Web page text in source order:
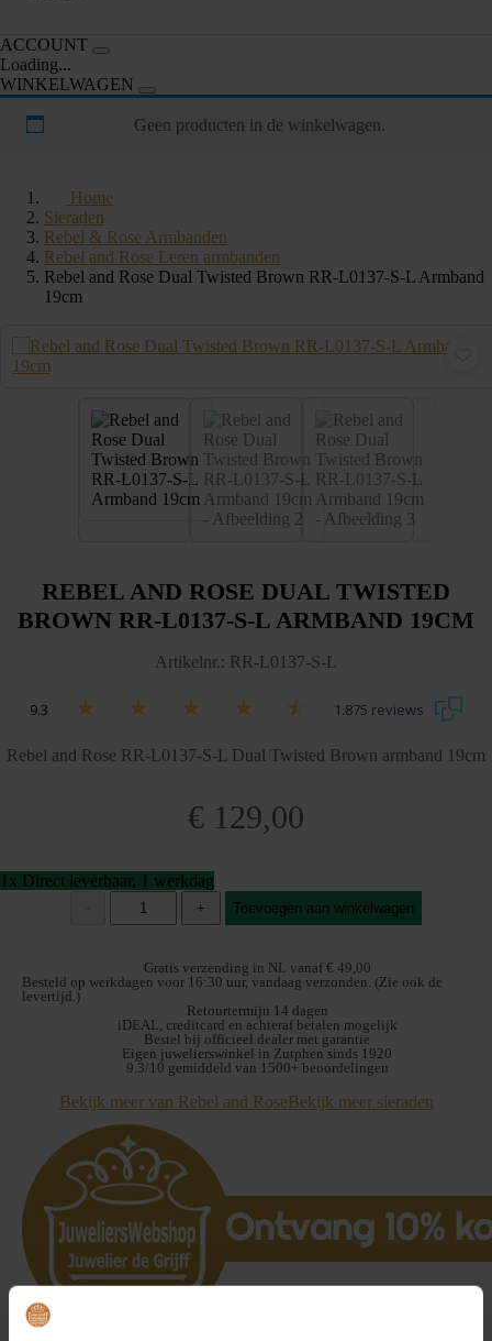
ACCOUNT
Loading...
WINKELWAGEN
Geen producten in de winkelwagen.
Home
Sieraden
Rebel & Rose Armbanden
Rebel and Rose Leren armbanden
Rebel and Rose Dual Twisted Brown RR-L0137-S-L Armband
19cm
REBEL AND ROSE DUAL TWISTED
BROWN RR-L0137-S-L ARMBAND 19CM
Artikelnr.: RR-L0137-S-L
9.3 1.875 reviews
Rebel and Rose RR-L0137-S-L Dual Twisted Brown armband 19cm
€ 129,00
1x Direct leverbaar, 1 werkdag
Rebel
and
Twisted
RR-
L0137-
S-
Armband
aantal
+ Toevoegen aan winkelwagen
Gratis verzending in NL vanaf € 49,00
Besteld op werkdagen voor 16:30 uur, vandaag verzonden. (Zie ook de
levertijd.)
Retourtermijn 14 dagen
iDEAL, creditcard en achteraf betalen mogelijk
Bestel bij officieel dealer met garantie
Eigen juwelierswinkel in Zutphen sinds 1920
9.3/10 gemiddeld van 1500+ beoordelingen
Bekijk meer van Rebel and RoseBekijk meer sieraden